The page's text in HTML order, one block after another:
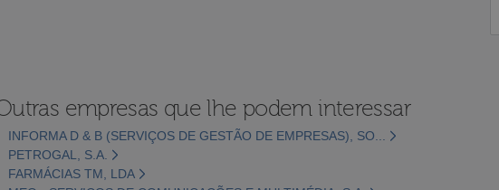
empresas que lhe podem interessar
INFORMA D & B (SERVIÇOS DE GESTÃO DE EMPRESAS), SO...
PETROGAL, S.A.
FARMÁCIAS TM, LDA